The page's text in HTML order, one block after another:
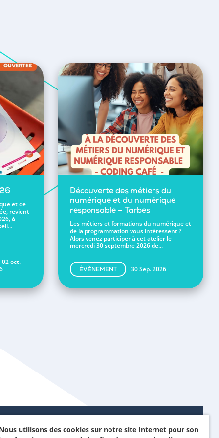
et de
revient
à
02 oct.
Découverte des métiers du
numérique et du numérique
responsable – Tarbes
Les métiers et formations du numérique et
de la programmation vous intéressent ?
Alors venez participer à cet atelier le
mercredi 30 septembre 2026 de...
ÉVÈNEMENT 30 Sep. 2026
utilisons des cookies sur notre site Internet pour son